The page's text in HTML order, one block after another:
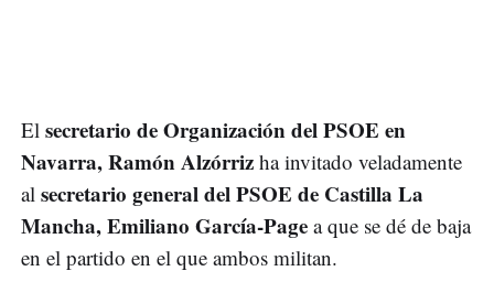
El secretario de Organización del PSOE en
Navarra, Ramón Alzórriz ha invitado veladamente
al secretario general del PSOE de Castilla La
Mancha, Emiliano García-Page a que se dé de baja
en el partido en el que ambos militan.